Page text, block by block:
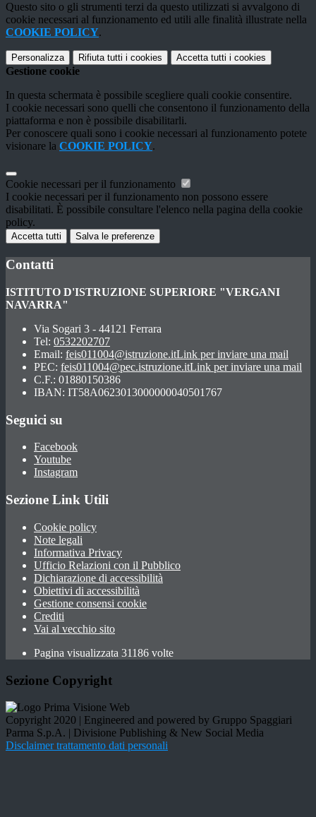
Questo sito o gli strumenti terzi da questo utilizzati si avvalgono di
cookie necessari al funzionamento ed utili alle finalità illustrate nella
COOKIE POLICY.
Personalizza Rifiuta tutti i cookies Accetta tutti i cookies
Gestione cookie
In questa schermata è possibile scegliere quali cookie consentire.
I cookie necessari sono quelli che consentono il funzionamento della
piattaforma e non è possibile disabilitarli.
Per conoscere quali sono i cookie necessari al funzionamento potete
visionare la COOKIE POLICY.
Cookie necessari per il funzionamento
I cookie necessari per il funzionamento non possono essere
disabilitati. È possibile consultare l'elenco nella pagina della cookie
policy.
Accetta tutti Salva le preferenze
Contatti
ISTITUTO D'ISTRUZIONE SUPERIORE "VERGANI
NAVARRA"
Via Sogari 3 - 44121 Ferrara
Tel: 0532202707
Email: feis011004@istruzione.itLink per inviare una mail
PEC: feis011004@pec.istruzione.itLink per inviare una mail
C.F.: 01880150386
IBAN: IT58A0623013000000040501767
Seguici su
Facebook
Youtube
Instagram
Sezione Link Utili
Cookie policy
Note legali
Informativa Privacy
Ufficio Relazioni con il Pubblico
Dichiarazione di accessibilità
Obiettivi di accessibilità
Gestione consensi cookie
Crediti
Vai al vecchio sito
Pagina visualizzata 31186 volte
Sezione Copyright
Copyright 2020 | Engineered and powered by Gruppo Spaggiari
Parma S.p.A. | Divisione Publishing & New Social Media
Disclaimer trattamento dati personali